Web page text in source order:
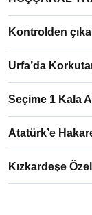
Kontrolden
Urfa’da
Seçime 1 Kala
Atatürk’e
Kızkardeşe